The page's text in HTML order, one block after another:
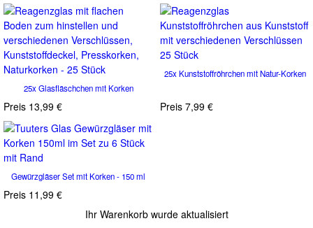
25x Glasfläschchen mit Korken
Preis 13,99 €
25x Kunststoffröhrchen mit Natur-Korken
Preis 7,99 €
Gewürzgläser Set mit Korken - 150 ml
Preis 11,99 €
Ihr Warenkorb wurde aktualisiert